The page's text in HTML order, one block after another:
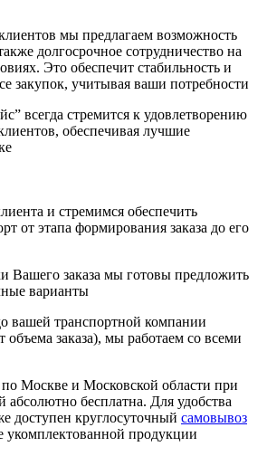
мы предлагаем возможность
долгосрочное сотрудничество на
Это обеспечит стабильность и
закупок, учитывая ваши потребности
всегда стремится к удовлетворению
обеспечивая лучшие
и стремимся обеспечить
от этапа формирования заказа до его
Вашего заказа мы готовы предложить
варианты
вашей транспортной компании
объема заказа), мы работаем со всеми
Москве и Московской области при
абсолютно бесплатна. Для удобства
доступен круглосуточный самовывоз
укомплектованной продукции